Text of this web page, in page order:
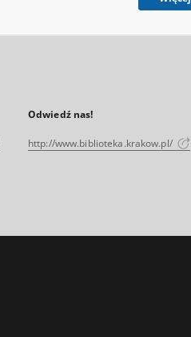
Odwiedź nas!
http://www.biblioteka.krakow.pl/